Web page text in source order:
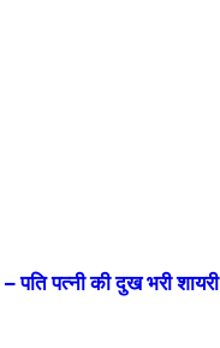
पत्नी की दुख भरी शायरी